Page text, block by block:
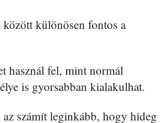
különösen fontos a
használ fel, mint normál
is gyorsabban kialakulhat.
számít leginkább, hogy hideg